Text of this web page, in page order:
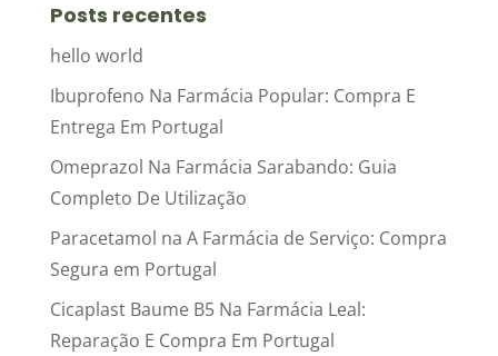
Posts recentes
hello world
Ibuprofeno Na Farmácia Popular: Compra E
Entrega Em Portugal
Omeprazol Na Farmácia Sarabando: Guia
Completo De Utilização
Paracetamol na A Farmácia de Serviço: Compra
Segura em Portugal
Cicaplast Baume B5 Na Farmácia Leal:
Reparação E Compra Em Portugal